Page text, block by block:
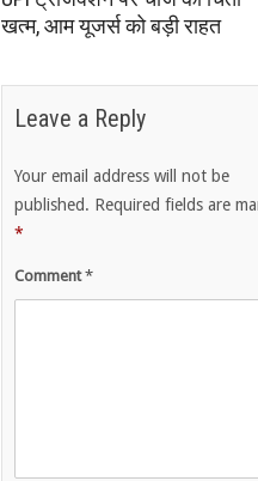
खत्म, आम यूजर्स को बड़ी राहत
Leave a Reply
Your email address will not be
published. Required fields are
*
Comment*